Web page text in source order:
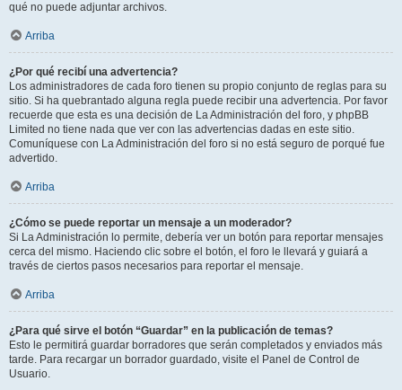
qué no puede adjuntar archivos.
Arriba
¿Por qué recibí una advertencia?
Los administradores de cada foro tienen su propio conjunto de reglas para su
sitio. Si ha quebrantado alguna regla puede recibir una advertencia. Por favor
recuerde que esta es una decisión de La Administración del foro, y phpBB
Limited no tiene nada que ver con las advertencias dadas en este sitio.
Comuníquese con La Administración del foro si no está seguro de porqué fue
advertido.
Arriba
¿Cómo se puede reportar un mensaje a un moderador?
Si La Administración lo permite, debería ver un botón para reportar mensajes
cerca del mismo. Haciendo clic sobre el botón, el foro le llevará y guiará a
través de ciertos pasos necesarios para reportar el mensaje.
Arriba
¿Para qué sirve el botón “Guardar” en la publicación de temas?
Esto le permitirá guardar borradores que serán completados y enviados más
tarde. Para recargar un borrador guardado, visite el Panel de Control de
Usuario.